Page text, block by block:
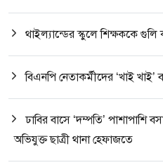
থাইল্যান্ডের স্কুলে শিক্ষককে
বিএনপি নেতাকর্মীদের ‘খাই
ঢাবির বাসে ‘দম্পতি’ পাশাপাশি
অভিযুক্ত ছাত্রী থানা হেফাজতে